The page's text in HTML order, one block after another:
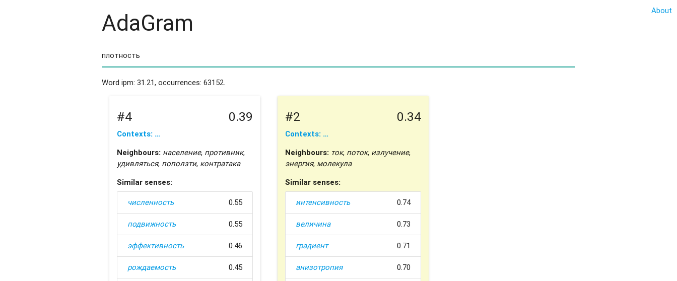
About
AdaGram
Word ipm: 31.21, occurrences: 63152.
#4 0.39
Contexts: …
Neighbours: население, противник,
удивляться, поползти, контратака
Similar senses:
численность 0.55
подвижность 0.55
эффективность 0.46
рождаемость 0.45
#2 0.34
Contexts: …
Neighbours: ток, поток, излучение,
энергия, молекула
Similar senses:
интенсивность 0.74
величина 0.73
градиент 0.71
анизотропия 0.70